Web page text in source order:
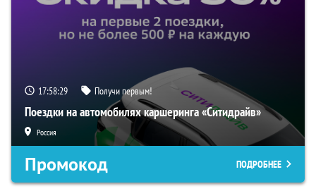
17:58:28 Получи первым!
Поездки на автомобилях каршеринга «Ситидрайв»
Россия
Промокод ПОДРОБНЕЕ